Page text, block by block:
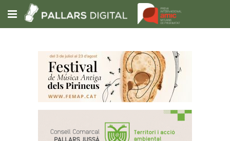
Subscriu-t'hi
Portada